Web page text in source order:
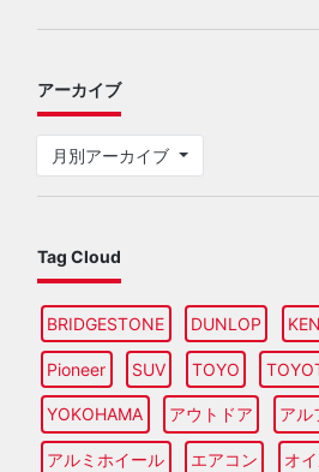
アーカイブ
月別アーカイブ
Tag Cloud
BRIDGESTONE DUNLOP
Pioneer SUV TOYO
YOKOHAMA アウトドア アル
アルミホイール エアコン オ